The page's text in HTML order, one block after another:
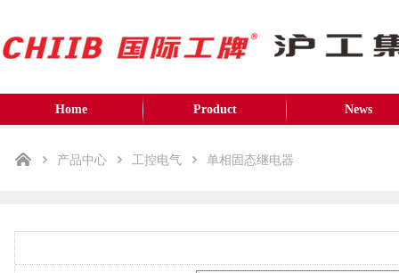
Home Product News
产品中心 工控电气 单相固态继电器